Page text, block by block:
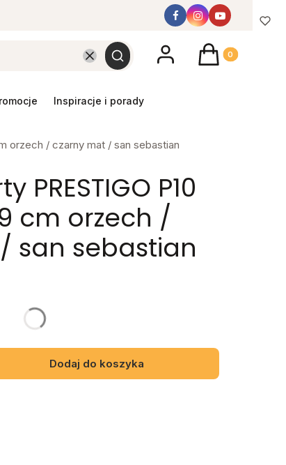
Wyczyść
Szukaj
Produkty w
promocje inspiracje i porady
orzech / czarny mat / san sebastian
PRESTIGO P10
cm orzech /
san sebastian
się ceną
Dodaj do koszyka